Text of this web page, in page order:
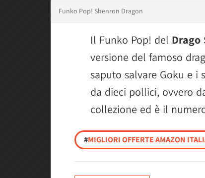
Funko Pop! Shenron Dragon
Il Funko Pop! del Drago
versione del famoso
saputo salvare Goku e i
da dieci pollici, ovvero
collezione ed è il
#MIGLIORI OFFERTE AMAZON